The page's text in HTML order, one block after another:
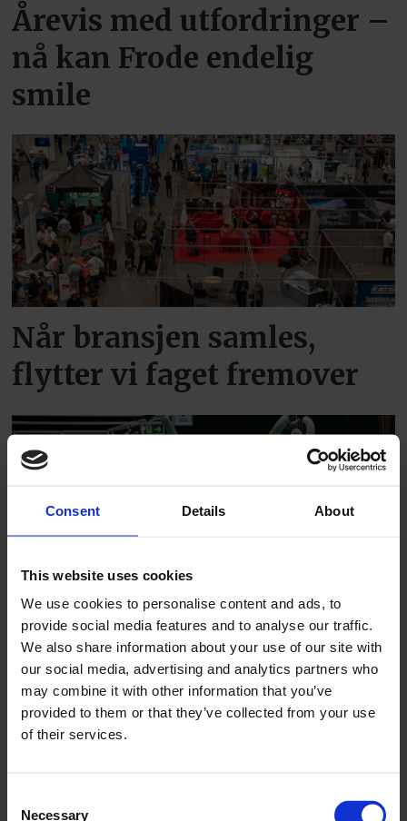
Consent Details About
This website uses cookies
We use cookies to personalise content and ads, to
provide social media features and to analyse our traffic.
We also share information about your use of our site with
our social media, advertising and analytics partners who
may combine it with other information that you’ve
provided to them or that they’ve collected from your use
of their services.
Necessary
Årevis med utfordringer –
nå kan Frode endelig
smile
Når bransjen samles,
flytter vi faget fremover
Dette er utstillerne på
Fagtreff 2026